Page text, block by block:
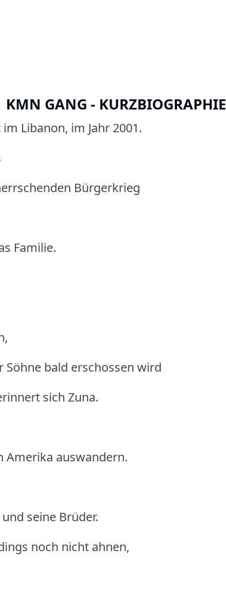
GANG - KURZBIOGRAPHIE
Libanon, im Jahr 2001.
Bürgerkrieg
Familie.
Söhne bald erschossen wird
sich Zuna.
Amerika auswandern.
seine Brüder.
noch nicht ahnen,